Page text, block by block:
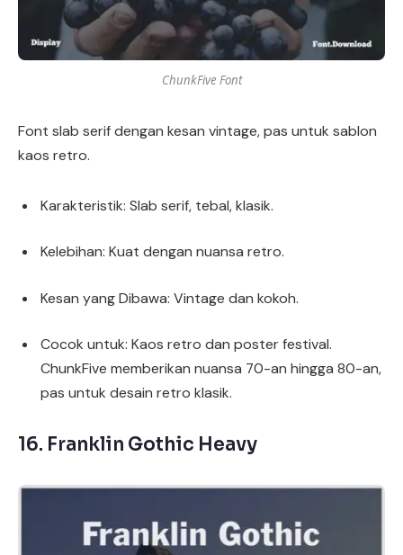
ChunkFive Font
Font slab serif dengan kesan vintage, pas untuk sablon
kaos retro.
Karakteristik: Slab serif, tebal, klasik.
Kelebihan: Kuat dengan nuansa retro.
Kesan yang Dibawa: Vintage dan kokoh.
Cocok untuk: Kaos retro dan poster festival.
ChunkFive memberikan nuansa 70-an hingga 80-an,
pas untuk desain retro klasik.
16. Franklin Gothic Heavy